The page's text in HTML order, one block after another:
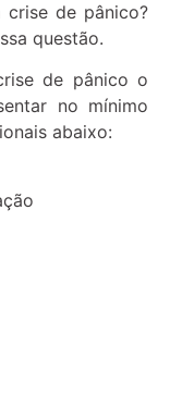
crise de pânico?
questão.
de pânico o
no mínimo
abaixo: